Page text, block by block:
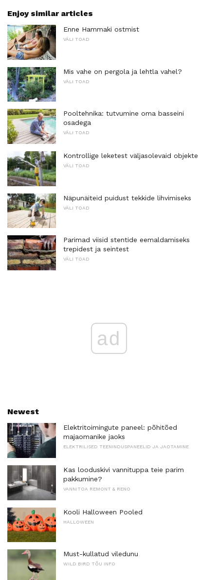
Enjoy similar articles
Enne Hammaki ostmist
VÄLI TOAD
Mis vahe on pergola ja lehtla vahel?
VÄLI TOAD
Pooltehnika: tutvumine oma basseini
osadega
VÄLI TOAD
Kontrollige leketest väljasolevaid objekte
VÄLI TOAD
Näpunäiteid puidust tekkide lihvimiseks
VÄLI TOAD
Parimad viisid stentide eemaldamiseks
trepidest ja seintest
VÄLI TOAD
ad
Newest
Elektritoimingute paneel: põhitõed
majaomanike jaoks
ELEKTRILISED TEENINDUSPANEELID JA JAOTAMINE
Kas looduskivi vannituppa teie parim
pakkumine?
VANNITOA REMONT & RENO
Kooli Halloween Pooled
HALLOWEEN
Must-kullatud viledunu
WILD BIRD TÕU INFO